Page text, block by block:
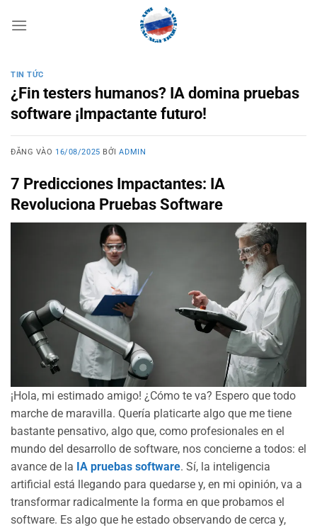
qua
TIN TỨC
¿Fin testers humanos? IA domina pruebas
software ¡Impactante futuro!
ĐĂNG VÀO 16/08/2025 BỞIADMIN
7 Predicciones Impactantes: IA
Revoluciona Pruebas Software
¡Hola, mi estimado amigo! ¿Cómo te va? Espero que todo
marche de maravilla. Quería platicarte algo que me tiene
bastante pensativo, algo que, como profesionales en el
mundo del desarrollo de software, nos concierne a todos: el
avance de la IA pruebas software. Sí, la inteligencia
artificial está llegando para quedarse y, en mi opinión, va a
transformar radicalmente la forma en que probamos el
software. Es algo que he estado observando de cerca y,